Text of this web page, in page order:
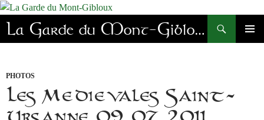
Aller
au
contenu
La Garde du Mont-Gibloux
Recherche
PHOTOS
Les Médiévales Saint-